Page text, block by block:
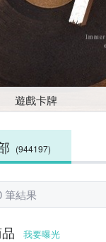
遊戲卡牌
(944197)
筆結果
我要曝光